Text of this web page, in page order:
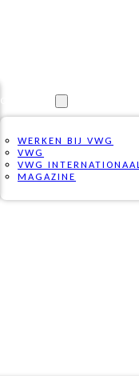
OVER ONS
WERKEN BIJ VWG
VWG
VWG INTERNATIONAAL
MAGAZINE